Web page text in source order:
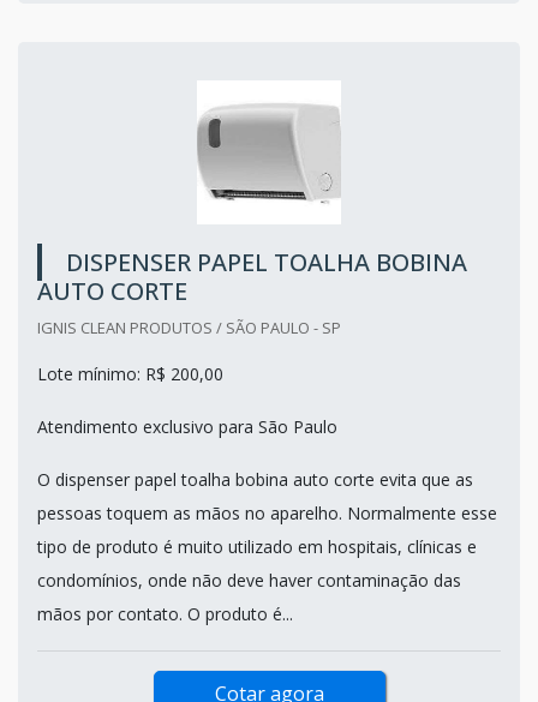
DISPENSER PAPEL TOALHA BOBINA
AUTO CORTE
IGNIS CLEAN PRODUTOS / SÃO PAULO - SP
Lote mínimo: R$ 200,00
Atendimento exclusivo para São Paulo
O dispenser papel toalha bobina auto corte evita que as
pessoas toquem as mãos no aparelho. Normalmente esse
tipo de produto é muito utilizado em hospitais, clínicas e
condomínios, onde não deve haver contaminação das
mãos por contato. O produto é...
Cotar agora